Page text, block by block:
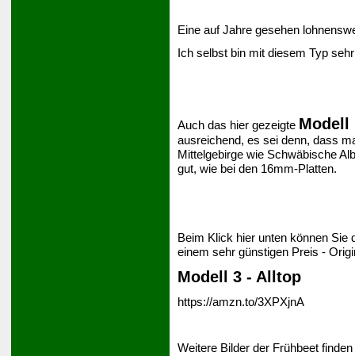
Eine auf Jahre gesehen
Ich selbst bin mit diesem Typ
Auch das hier gezeigte Modell
ausreichend, es sei denn, dass
Mittelgebirge wie Schwäbische
gut, wie bei den 16mm-Platten.
Beim Klick hier unten können Sie
einem sehr günstigen Preis -
Modell 3 - Alltop
https://amzn.to/3XPXjnA
Weitere Bilder der Frühbeet